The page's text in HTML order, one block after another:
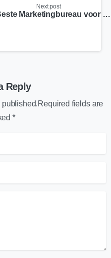
Next post
Het Beste Marketingbureau voor Sittard
Reply
fields are
*